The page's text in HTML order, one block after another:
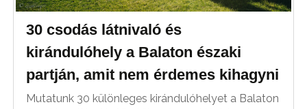
30 csodás látnivaló és
kirándulóhely a Balaton északi
partján, amit nem érdemes kihagyni
Mutatunk 30 különleges kirándulóhelyet a Balaton